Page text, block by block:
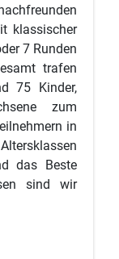
klassischer
7 Runden
trafen
75 Kinder,
zum
in
das Beste
sind wir